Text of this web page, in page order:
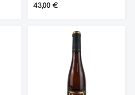
Regulärer Preis:
43,00 €